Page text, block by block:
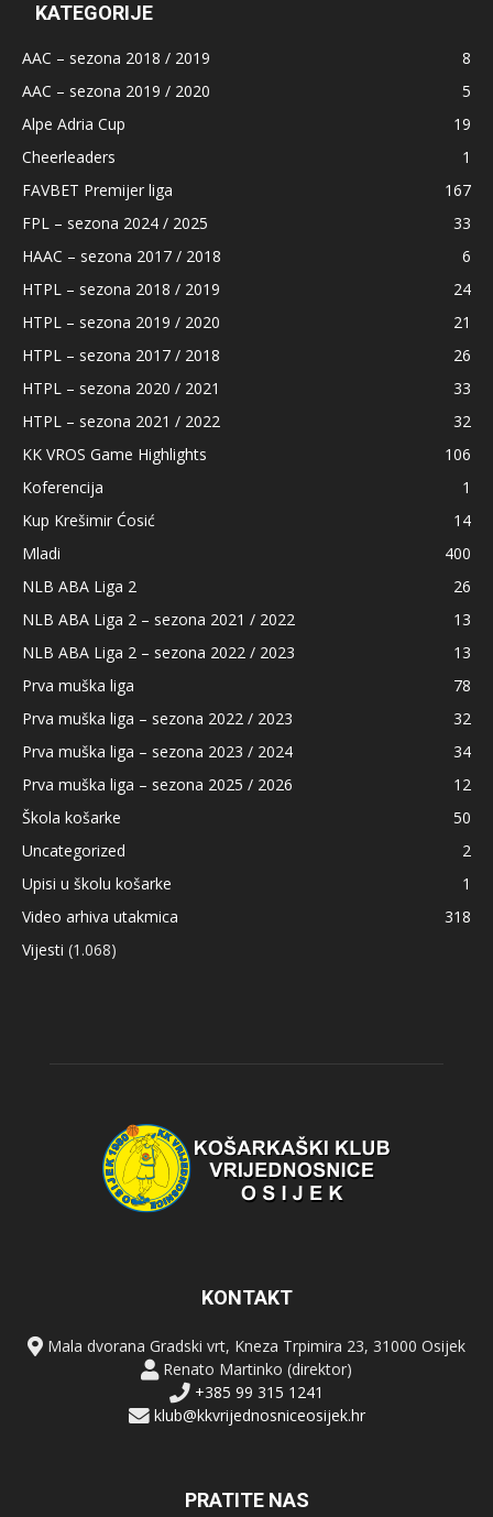
KATEGORIJE
AAC – sezona 2018 / 2019
8
AAC – sezona 2019 / 2020
5
Alpe Adria Cup
19
Cheerleaders
1
FAVBET Premijer liga
167
FPL – sezona 2024 / 2025
33
HAAC – sezona 2017 / 2018
6
HTPL – sezona 2018 / 2019
24
HTPL – sezona 2019 / 2020
21
HTPL – sezona 2017 / 2018
26
HTPL – sezona 2020 / 2021
33
HTPL – sezona 2021 / 2022
32
KK VROS Game Highlights
106
Koferencija
1
Kup Krešimir Ćosić
14
Mladi
400
NLB ABA Liga 2
26
NLB ABA Liga 2 – sezona 2021 / 2022
13
NLB ABA Liga 2 – sezona 2022 / 2023
13
Prva muška liga
78
Prva muška liga – sezona 2022 / 2023
32
Prva muška liga – sezona 2023 / 2024
34
Prva muška liga – sezona 2025 / 2026
12
Škola košarke
50
Uncategorized
2
Upisi u školu košarke
1
Video arhiva utakmica
318
Vijesti (1.068)
KONTAKT
Mala dvorana Gradski vrt, Kneza Trpimira 23, 31000 Osijek
Renato Martinko (direktor)
+385 99 315 1241
klub@kkvrijednosniceosijek.hr
PRATITE NAS